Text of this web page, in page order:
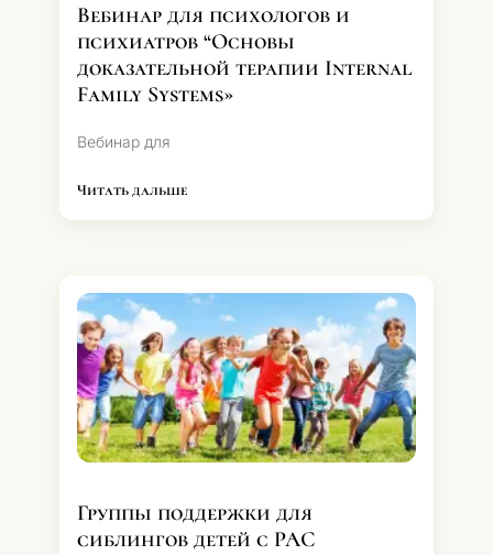
Вебинар для психологов и
психиатров “Основы
доказательной терапии Internal
Family Systems»
Вебинар для
Читать дальше
Группы поддержки для
сиблингов детей с РАС